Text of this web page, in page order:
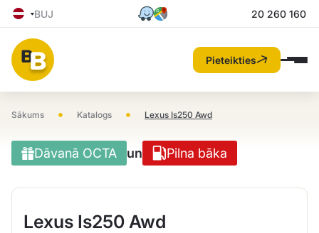
BUJ 20 260 160
Pieteikties
Sākums • Katalogs • Lexus Is250 Awd
Dāvanā OCTA un Pilna bāka
Lexus Is250 Awd